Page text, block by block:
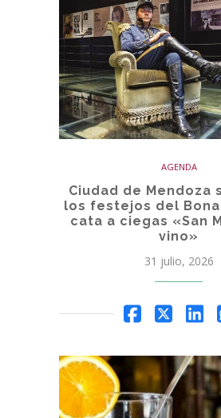
AGENDA
Ciudad de Mendoza
los festejos del
cata a ciegas «San
vino»
31 julio, 2026